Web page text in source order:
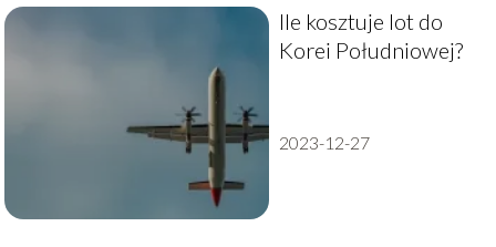
Ile kosztuje lot do
Korei Południowej?
2023-12-27